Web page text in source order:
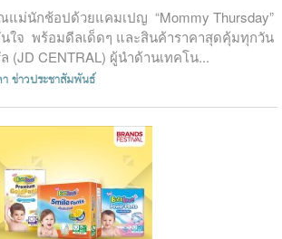
แม่นักช้อปด้วยแคมเปญ “Mommy Thursday”
จ พร้อมดีลเด็ดๆ และสินค้าราคาสุดคุ้มทุกวัน
(JD CENTRAL) ผู้นำด้านเทคโน...
ข่าวประชาสัมพันธ์